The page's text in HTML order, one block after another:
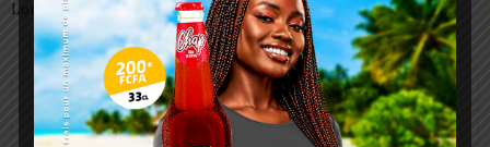
Lomé
août 2026
L M M J V S
1 2